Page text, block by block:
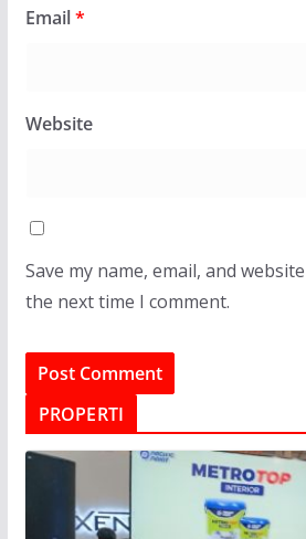
Email*
Website
Save my name, email, and
the next time I comment.
PROPERTI